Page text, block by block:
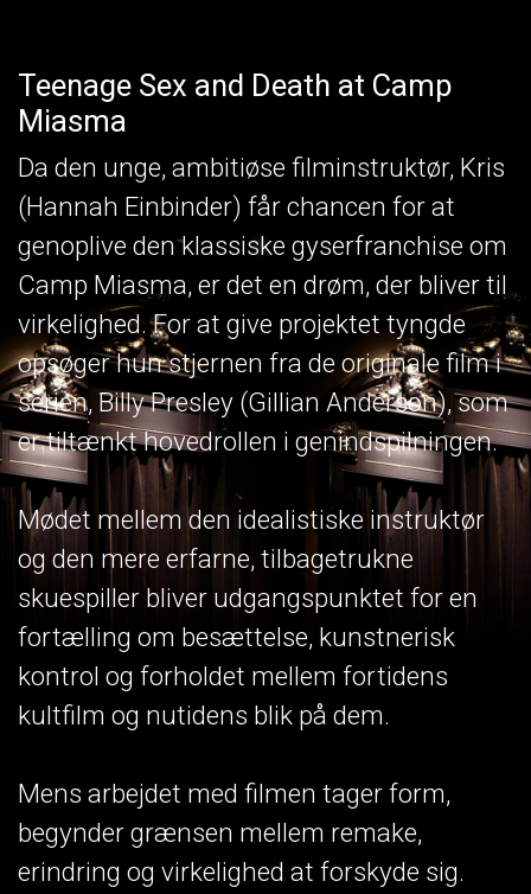
Teenage Sex and Death at Camp
Miasma
Da den unge, ambitiøse filminstruktør, Kris
(Hannah Einbinder) får chancen for at
genoplive den klassiske gyserfranchise om
Camp Miasma, er det en drøm, der bliver til
virkelighed. For at give projektet tyngde
opsøger hun stjernen fra de originale film i
serien, Billy Presley (Gillian Anderson), som
er tiltænkt hovedrollen i genindspilningen.
Mødet mellem den idealistiske instruktør
og den mere erfarne, tilbagetrukne
skuespiller bliver udgangspunktet for en
fortælling om besættelse, kunstnerisk
kontrol og forholdet mellem fortidens
kultfilm og nutidens blik på dem.
Mens arbejdet med filmen tager form,
begynder grænsen mellem remake,
erindring og virkelighed at forskyde sig.